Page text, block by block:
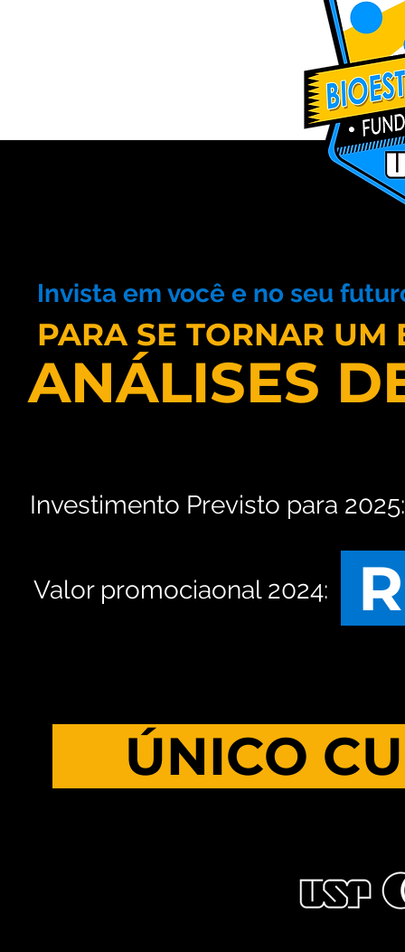
Invista em você e no seu
PARA SE TORNAR UM
ANÁLISES
Investimento Previsto para
Valor promociaonal 2024:
ÚNICO